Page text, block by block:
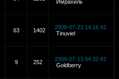
Имрахиль
63 1402
2009-07-23 14:16:43
Tinuviel
9 252
2009-07-13 04:32:43
Goldberry